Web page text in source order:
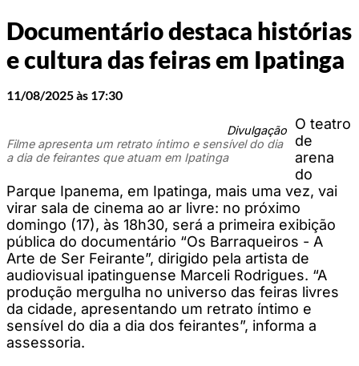
Documentário destaca histórias
e cultura das feiras em Ipatinga
11/08/2025 às 17:30
Divulgação
Filme apresenta um retrato íntimo e sensível do dia
a dia de feirantes que atuam em Ipatinga
O teatro
de
arena
do
Parque Ipanema, em Ipatinga, mais uma vez, vai
virar sala de cinema ao ar livre: no próximo
domingo (17), às 18h30, será a primeira exibição
pública do documentário “Os Barraqueiros - A
Arte de Ser Feirante”, dirigido pela artista de
audiovisual ipatinguense Marceli Rodrigues. “A
produção mergulha no universo das feiras livres
da cidade, apresentando um retrato íntimo e
sensível do dia a dia dos feirantes”, informa a
assessoria.